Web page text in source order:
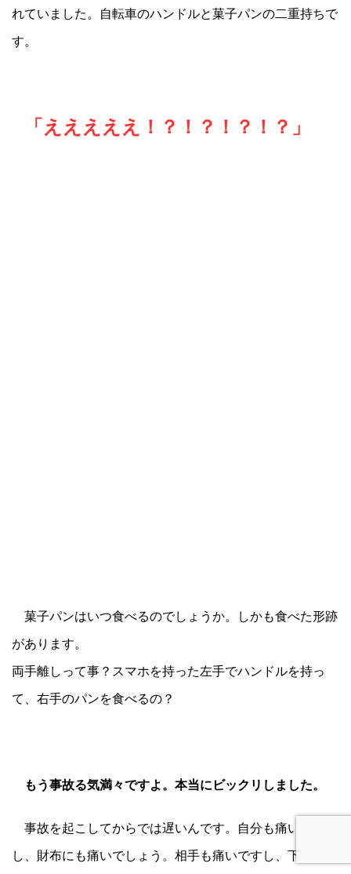
れていました。自転車のハンドルと菓子パンの二重持ちで
す。
「えええええ！？！？！？！？」
菓子パンはいつ食べるのでしょうか。しかも食べた形跡
があります。
両手離しって事？スマホを持った左手でハンドルを持っ
て、右手のパンを食べるの？
もう事故る気満々ですよ。本当にビックリしました。
事故を起こしてからでは遅いんです。自分も痛いです
し、財布にも痛いでしょう。相手も痛いですし、下手をし